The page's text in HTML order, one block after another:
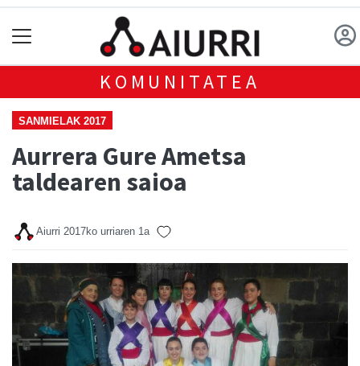
KOMUNITATEA
SANMIELAK 2017
Aurrera Gure Ametsa
taldearen saioa
Aiurri 2017ko urriaren 1a